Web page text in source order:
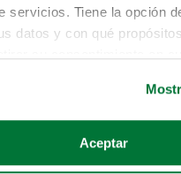
servicios. Tiene la opción
datos y con qué
también quisiéramos:
información sobre su
Aceptar
encontrar el coche que
alguno de estos
segunda mano
km0